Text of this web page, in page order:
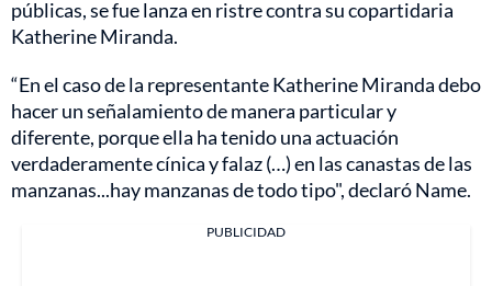
públicas, se fue lanza en ristre contra su copartidaria
Katherine Miranda.
“En el caso de la representante Katherine Miranda debo
hacer un señalamiento de manera particular y
diferente, porque ella ha tenido una actuación
verdaderamente cínica y falaz (…) en las canastas de las
manzanas...hay manzanas de todo tipo", declaró Name.
PUBLICIDAD